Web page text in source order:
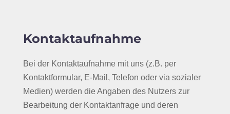
Kontaktaufnahme
Bei der Kontaktaufnahme mit uns (z.B. per
Kontaktformular, E-Mail, Telefon oder via sozialer
Medien) werden die Angaben des Nutzers zur
Bearbeitung der Kontaktanfrage und deren